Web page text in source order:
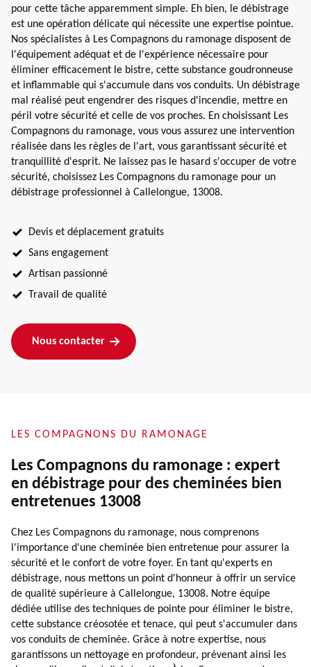
pour cette tâche apparemment simple. Eh bien, le débistrage
est une opération délicate qui nécessite une expertise pointue.
Nos spécialistes à Les Compagnons du ramonage disposent de
l'équipement adéquat et de l'expérience nécessaire pour
éliminer efficacement le bistre, cette substance goudronneuse
et inflammable qui s'accumule dans vos conduits. Un débistrage
mal réalisé peut engendrer des risques d'incendie, mettre en
péril votre sécurité et celle de vos proches. En choisissant Les
Compagnons du ramonage, vous vous assurez une intervention
réalisée dans les règles de l'art, vous garantissant sécurité et
tranquillité d'esprit. Ne laissez pas le hasard s'occuper de votre
sécurité, choisissez Les Compagnons du ramonage pour un
débistrage professionnel à Callelongue, 13008.
Devis et déplacement gratuits
Sans engagement
Artisan passionné
Travail de qualité
Nous contacter
LES COMPAGNONS DU RAMONAGE
Les Compagnons du ramonage : expert
en débistrage pour des cheminées bien
entretenues 13008
Chez Les Compagnons du ramonage, nous comprenons
l'importance d'une cheminée bien entretenue pour assurer la
sécurité et le confort de votre foyer. En tant qu'experts en
débistrage, nous mettons un point d'honneur à offrir un service
de qualité supérieure à Callelongue, 13008. Notre équipe
dédiée utilise des techniques de pointe pour éliminer le bistre,
cette substance créosotée et tenace, qui peut s'accumuler dans
vos conduits de cheminée. Grâce à notre expertise, nous
garantissons un nettoyage en profondeur, prévenant ainsi les